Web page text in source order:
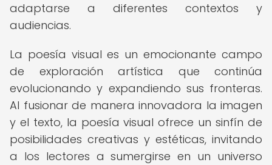
adaptarse a diferentes contextos y
audiencias.
La poesía visual es un emocionante campo
de exploración artística que continúa
evolucionando y expandiendo sus fronteras.
Al fusionar de manera innovadora la imagen
y el texto, la poesía visual ofrece un sinfín de
posibilidades creativas y estéticas, invitando
a los lectores a sumergirse en un universo